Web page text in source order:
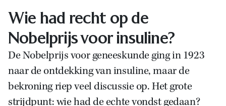
Wie had recht op de
Nobelprijs voor insuline?
De Nobelprijs voor geneeskunde ging in 1923
naar de ontdekking van insuline, maar de
bekroning riep veel discussie op. Het grote
strijdpunt: wie had de echte vondst gedaan?